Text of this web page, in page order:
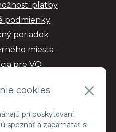
cookies
pri poskytovaní
spoznať a zapamätať si
platby
podmienky
poriadok
miesta
pre VO